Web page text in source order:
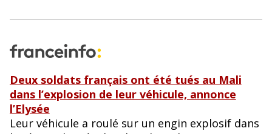
Deux soldats français ont été tués au Mali
dans l’explosion de leur véhicule, annonce
l’Elysée
Leur véhicule a roulé sur un engin explosif dans